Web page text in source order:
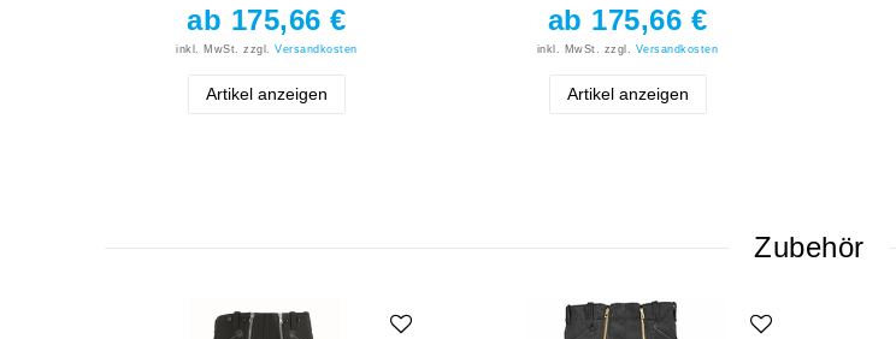
ab 175,66 €
inkl. MwSt. zzgl.Versandkosten
Artikel anzeigen
ab 175,66 €
inkl. MwSt. zzgl. Versandkosten
Artikel anzeigen
Zubehör